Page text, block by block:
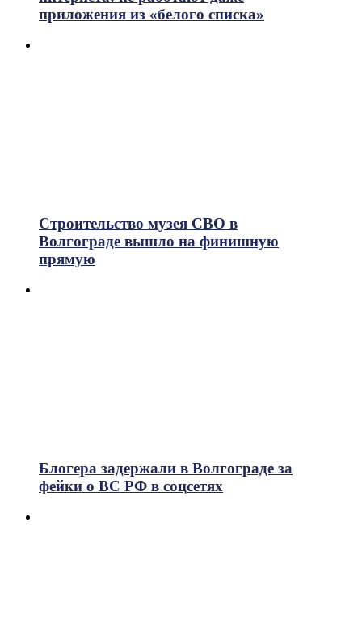
приложения из «белого списка»
Строительство музея СВО в
Волгограде вышло на финишную
прямую
Блогера задержали в Волгограде за
фейки о ВС РФ в соцсетях